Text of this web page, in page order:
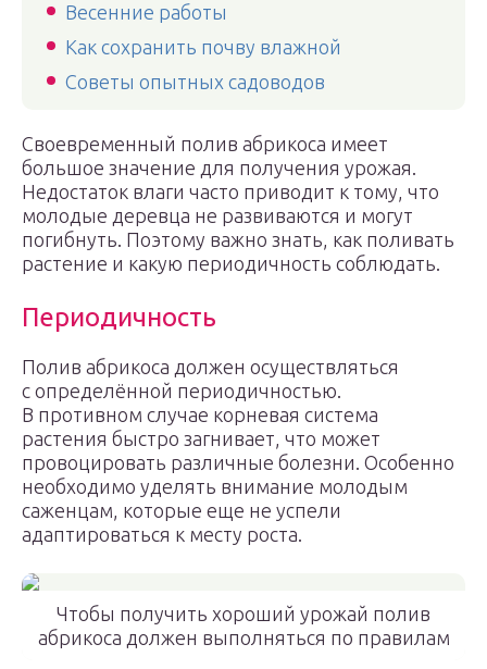
Весенние работы
Как сохранить почву влажной
Советы опытных садоводов
Своевременный полив абрикоса имеет
большое значение для получения урожая.
Недостаток влаги часто приводит к тому, что
молодые деревца не развиваются и могут
погибнуть. Поэтому важно знать, как поливать
растение и какую периодичность соблюдать.
Периодичность
Полив абрикоса должен осуществляться
с определённой периодичностью.
В противном случае корневая система
растения быстро загнивает, что может
провоцировать различные болезни. Особенно
необходимо уделять внимание молодым
саженцам, которые еще не успели
адаптироваться к месту роста.
Чтобы получить хороший урожай полив
абрикоса должен выполняться по правилам